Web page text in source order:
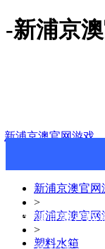
-新浦京
新浦京澳官网游戏
新浦京澳官网
新浦京澳官网
>
新浦京澳官
>
塑料水箱